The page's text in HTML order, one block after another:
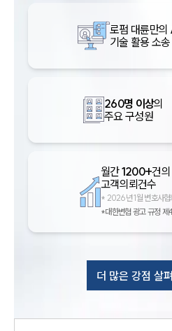
로펌 대륜만의
기술 활용 소
260명 이상의
주요 구성원
월간1200+건의
고객의뢰건수
* 2026년 1월 변호사협
*대한변협 광고 규정 제
더 많은 강점 살